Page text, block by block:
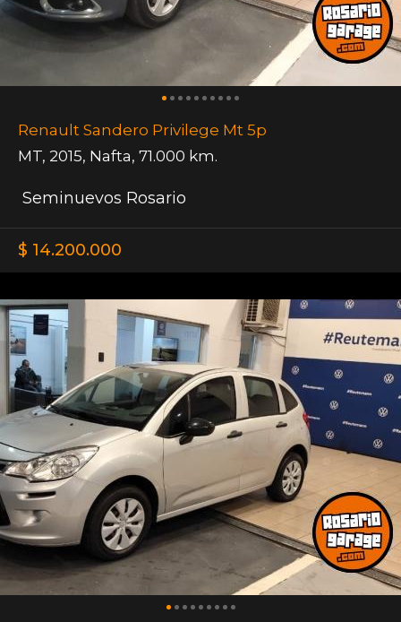
Renault Sandero Privilege Mt 5p
MT, 2015, Nafta, 71.000 km.
Seminuevos Rosario
$ 14.200.000